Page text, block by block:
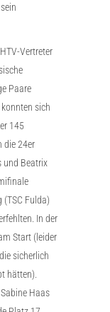
Vertreter
Paare
sich
145
die 24er
und Beatrix
Fulda)
In der
Start (leider
sicherlich
hätten).
Haas